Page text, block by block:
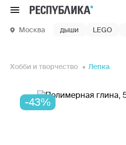
Меню
Москва дыши LEGO
Хобби и творчество Лепка
-43%